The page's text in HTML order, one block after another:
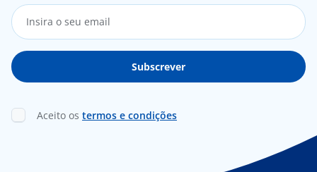
Aceito os termos e condições